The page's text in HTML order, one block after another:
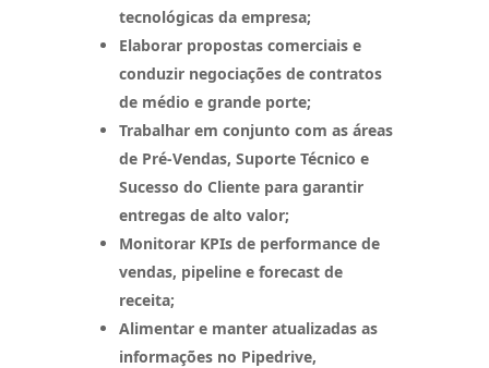
tecnológicas da empresa;
Elaborar propostas comerciais e
conduzir negociações de contratos
de médio e grande porte;
Trabalhar em conjunto com as áreas
de Pré-Vendas, Suporte Técnico e
Sucesso do Cliente para garantir
entregas de alto valor;
Monitorar KPIs de performance de
vendas, pipeline e forecast de
receita;
Alimentar e manter atualizadas as
informações no Pipedrive,